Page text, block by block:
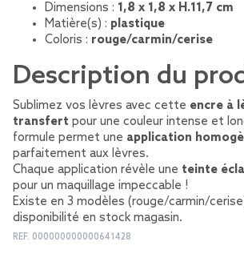
Dimensions : 1,8 x 1,8 x H.11,7 cm
Matière(s) : plastique
Coloris : rouge/carmin/cerise
Description du
Sublimez vos lèvres avec cette encre à
transfert pour une couleur intense et
formule permet une application
parfaitement aux lèvres.
Chaque application révèle une teinte
pour un maquillage impeccable !
Existe en 3 modèles (rouge/carmin/
disponibilité en stock magasin.
REF. 000000000000641428